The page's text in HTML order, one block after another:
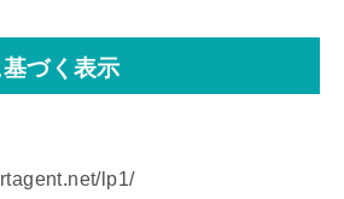
づく表示
lp1/